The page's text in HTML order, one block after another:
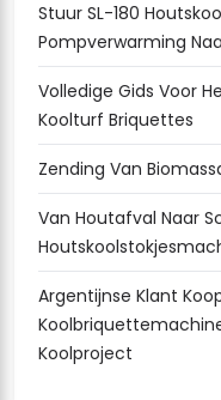
Stuur SL-180
Pompverwarming
Volledige Gids Voor
Koolturf Briquettes
Zending Van
Van Houtafval Naar
Argentijnse Klant
Koolproject